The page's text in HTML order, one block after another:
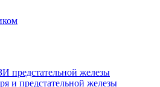
предстательной железы
и предстательной железы